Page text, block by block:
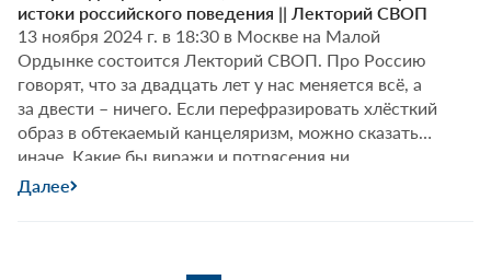
истоки российского поведения || Лекторий СВОП
13 ноября 2024 г. в 18:30 в Москве на Малой
Ордынке состоится Лекторий СВОП. Про Россию
говорят, что за двадцать лет у нас меняется всё, а
за двести – ничего. Если перефразировать хлёсткий
образ в обтекаемый канцеляризм, можно сказать
иначе. Какие бы виражи и потрясения ни
составляли отечественную историю, база,
Далее